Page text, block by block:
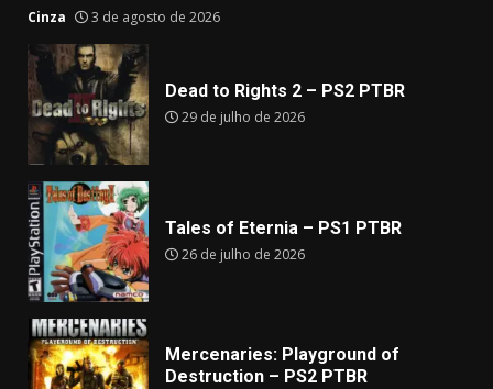
Cinza 3 de agosto de 2026
Dead to Rights 2 – PS2 PTBR
29 de julho de 2026
Tales of Eternia – PS1 PTBR
26 de julho de 2026
Mercenaries: Playground of
Destruction – PS2 PTBR